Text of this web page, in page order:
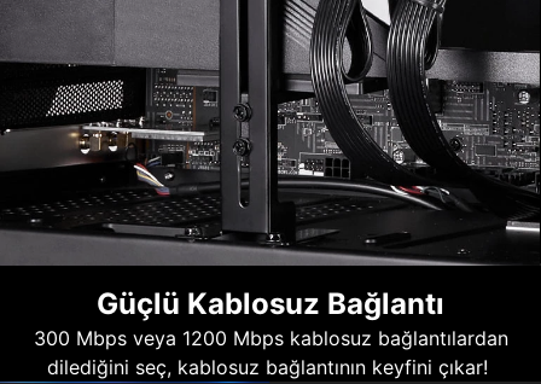
Güçlü Kablosuz Bağlantı
300 Mbps veya 1200 Mbps kablosuz bağlantılardan
dilediğini seç, kablosuz bağlantının keyfini çıkar!